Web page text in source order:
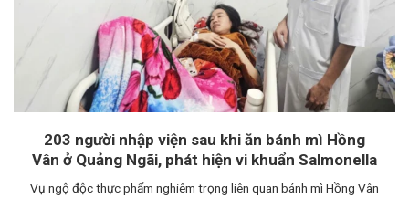
203 người nhập viện sau khi ăn bánh mì Hồng
Vân ở Quảng Ngãi, phát hiện vi khuẩn Salmonella
Vụ ngộ độc thực phẩm nghiêm trọng liên quan bánh mì Hồng Vân